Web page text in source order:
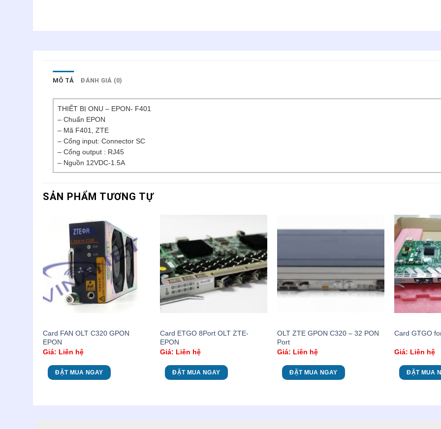
MÔ TẢ ĐÁNH GIÁ (0)
THIẾT BỊ ONU – EPON- F401
– Chuẩn EPON
– Mã F401, ZTE
– Cổng input: Connector SC
– Cổng output : RJ45
– Nguồn 12VDC-1.5A
SẢN PHẨM TƯƠNG TỰ
Card FAN OLT C320 GPON
EPON
Giá: Liên hệ
ĐẶT MUA NGAY
Card ETGO 8Port OLT ZTE-
EPON
Giá: Liên hệ
ĐẶT MUA NGAY
OLT ZTE GPON C320 – 32 PON
Port
Giá: Liên hệ
ĐẶT MUA NGAY
Card GTGO
Giá: Liên hệ
ĐẶT MUA